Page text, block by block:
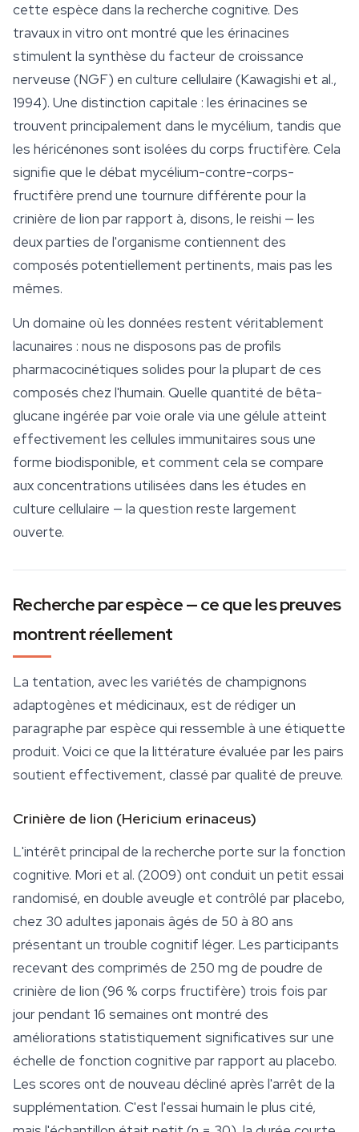
cette espèce dans la recherche cognitive. Des
travaux in vitro ont montré que les érinacines
stimulent la synthèse du facteur de croissance
nerveuse (NGF) en culture cellulaire (Kawagishi et al.,
1994). Une distinction capitale : les érinacines se
trouvent principalement dans le mycélium, tandis que
les héricénones sont isolées du corps fructifère. Cela
signifie que le débat mycélium-contre-corps-
fructifère prend une tournure différente pour la
crinière de lion par rapport à, disons, le reishi — les
deux parties de l'organisme contiennent des
composés potentiellement pertinents, mais pas les
mêmes.
Un domaine où les données restent véritablement
lacunaires : nous ne disposons pas de profils
pharmacocinétiques solides pour la plupart de ces
composés chez l'humain. Quelle quantité de bêta-
glucane ingérée par voie orale via une gélule atteint
effectivement les cellules immunitaires sous une
forme biodisponible, et comment cela se compare
aux concentrations utilisées dans les études en
culture cellulaire — la question reste largement
ouverte.
Recherche par espèce — ce que les preuves
montrent réellement
La tentation, avec les variétés de champignons
adaptogènes et médicinaux, est de rédiger un
paragraphe par espèce qui ressemble à une étiquette
produit. Voici ce que la littérature évaluée par les pairs
soutient effectivement, classé par qualité de preuve.
Crinière de lion (Hericium erinaceus)
L'intérêt principal de la recherche porte sur la fonction
cognitive. Mori et al. (2009) ont conduit un petit essai
randomisé, en double aveugle et contrôlé par placebo,
chez 30 adultes japonais âgés de 50 à 80 ans
présentant un trouble cognitif léger. Les participants
recevant des comprimés de 250 mg de poudre de
crinière de lion (96 % corps fructifère) trois fois par
jour pendant 16 semaines ont montré des
améliorations statistiquement significatives sur une
échelle de fonction cognitive par rapport au placebo.
Les scores ont de nouveau décliné après l'arrêt de la
supplémentation. C'est l'essai humain le plus cité,